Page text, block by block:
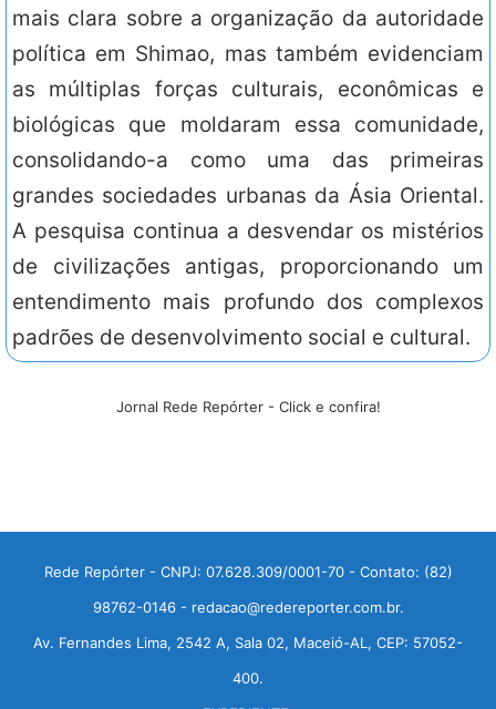
mais clara sobre a organização da autoridade
política em Shimao, mas também evidenciam
as múltiplas forças culturais, econômicas e
biológicas que moldaram essa comunidade,
consolidando-a como uma das primeiras
grandes sociedades urbanas da Ásia Oriental.
A pesquisa continua a desvendar os mistérios
de civilizações antigas, proporcionando um
entendimento mais profundo dos complexos
padrões de desenvolvimento social e cultural.
Jornal Rede Repórter - Click e confira!
Rede Repórter - CNPJ: 07.628.309/0001-70 - Contato: (82)
98762-0146 - redacao@redereporter.com.br.
Av. Fernandes Lima, 2542 A, Sala 02, Maceió-AL, CEP: 57052-
400.